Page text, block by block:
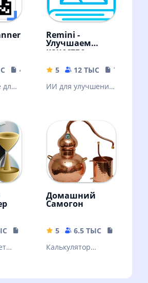
4.04 MB
для
Remini -
Улучшаем
качество
5 12 ТЫС
79.19 MB
ИИ для улучшения
описание.
17.71 MB
Домашний
Самогон
5 6.5 ТЫС
Калькулятор